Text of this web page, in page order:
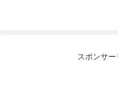
スポンサー